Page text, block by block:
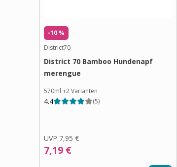
-10 %
District70
District 70 Bamboo Hundenapf
merengue
570ml +2Varianten
4.4 (5)
UVP 7,95 €
7,19 €